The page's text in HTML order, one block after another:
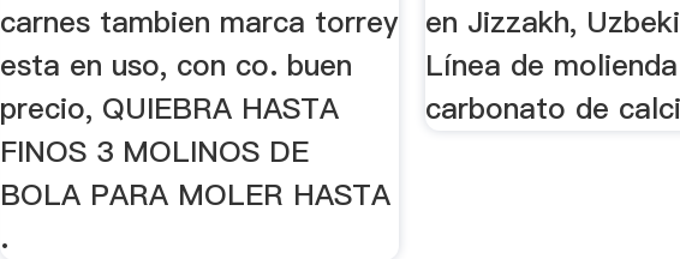
carnes tambien marca torrey
esta en uso, con co. buen
precio, QUIEBRA HASTA
FINOS 3 MOLINOS DE
BOLA PARA MOLER HASTA
.
en Jizzakh,
Línea de
carbonato de